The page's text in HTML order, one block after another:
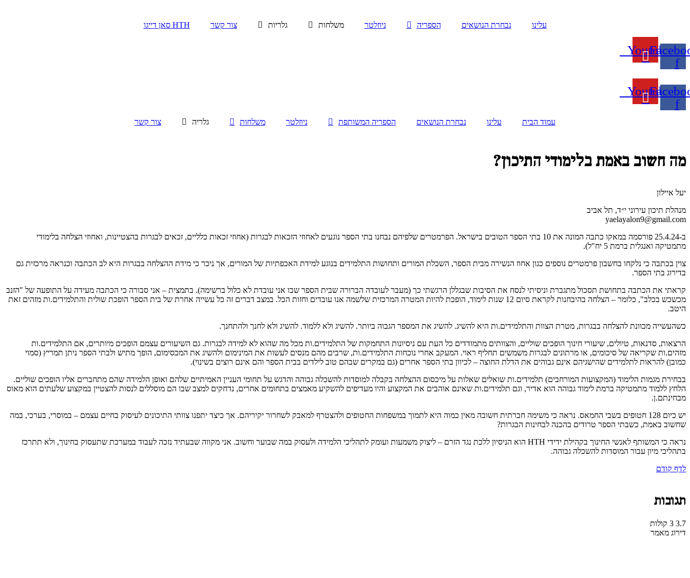
עלינו נבחרת הנושאים הספריה ניוזלטר משלחות גלריות צור קשר HTH סאן דייגו
f
Youtube
f
Youtube
עמוד הבית עלינו נבחרת הנושאים הספריה המשותפת ניוזלטר משלחות גלריה צור קשר
מה חשוב באמת בלימודי התיכון?
יעל איילון
מנהלת תיכון עירוני י״ד, תל אביב
yaelayalon9@gmail.com
ב-25.4.24 פורסמה במאקו כתבה המונה את 10 בתי הספר הטובים בישראל. הפרמטרים שלפיהם נבחנו בתי הספר נוגעים לאחוזי הזכאות לבגרות (אחוזי זכאות כלליים, זכאים לבגרות בהצטיינות, ואחוזי הצלחה בלימודי
מתמטיקה ואנגלית ברמת 5 יח"ל).
צוין בכתבה כי נלקחו בחשבון פרמטרים נוספים כגון אחוז הנשירה מבית הספר, השכלת המורים ותחושות התלמידים בנוגע למידת האכפתיות של המורים, אך ניכר כי מידת ההצלחה בבגרות היא לב הכתבה וכנראה מרכזית גם
בדירוג בתי הספר.
קראתי את הכתבה בתחושת תסכול מתגברת וניסיתי לנסח את הסיבות שבגללן הרגשתי כך (מעבר לעובדה הברורה שבית הספר שבו אני עובדת לא כלול ברשימה). בתמצית – אני סבורה כי הכתבה מעידה על התופעה של "הזנב
מכשכש בכלב", כלומר – הצלחה בהיבחנות לקראת סיום 12 שנות לימוד, הופכת להיות המטרה המרכזית שלשמה אנו עובדים וחזות הכל. במצב דברים זה כל עשייה אחרת של בית הספר הופכת שולית והתלמידים.ות מזהים זאת
היטב.
כשהעשייה מכוונת להצלחה בבגרות, מטרת הצוות והתלמידים.ות היא להשיג. להשיג את המספר הגבוה ביותר. להשיג ולא ללמוד. להשיג ולא לחנך ולהתחנך.
הרצאות, סדנאות, טיולים, שיעורי חינוך הופכים שוליים, והצוותים מתמודדים כל העת עם ניסיונות התחמקות של התלמידים.ות מכל מה שהוא לא למידה לבגרות. גם השיעורים עצמם הופכים מיותרים, אם התלמידים.ות
מזהים.ות שקריאה של סיכומים, או מרתונים לבגרות משמשים תחליף ראוי. המעקב אחרי נוכחות התלמידים.ות, שרבים מהם מנסים לעשות את המינימום ולהשיג את המכסימום, הופך מתיש ולבתי הספר ניתן תמריץ (סמוי
כמובן) להראות לתלמידים שהישגיהם אינם גבוהים את הדלת החוצה – לכיוון בתי הספר אחרים (גם במקרים שבהם טוב לילדים בבית הספר והם אינם רוצים בשינוי).
בבחירת מגמות הלימוד (המקצועות המורחבים) תלמידים.ות שואלים שאלות על מיכסום ההצלחה בקבלה למוסדות להשכלה גבוהה והדגש על תחומי העניין האמיתיים שלהם ואופן הלמידה שהם מתחברים אליו הופכים שוליים.
הלחץ ללמוד מתמטיקה ברמת לימוד גבוהה הוא אדיר, וגם תלמידים.ות שאינם אוהבים את המקצוע והיו מעדיפים להשקיע מאמצים בתחומים אחרים, נדחקים למצב שבו הם מוסללים לנסות להצטיין במקצוע שלעתים הוא מאוס
מבחינתם.ן.
יש כיום 128 חטופים בשבי החמאס. נראה כי משימה חברתית חשובה מאין כמוה היא לתמוך במשפחות החטופים ולהצטרף למאבק לשחרור יקיריהם. אך כיצד יתפנו צוותי התיכונים לעיסוק בחיים עצמם – במוסרי, בערכי, במה
שחשוב באמת, כשבתי הספר טרודים בהכנה לבחינות הבגרות?
נראה כי המשותף לאנשי החינוך בקהילת ידידי HTH הוא הניסיון ללכת נגד הזרם – ליצוק משמעות ועומק לתהליכי הלמידה ולעסוק במה שבוער וחשוב. אני מקווה שבעתיד נזכה לעבוד במערכת שתעסוק בחינוך, ולא תתרכז
בתהליכי מיון עבור המוסדות להשכלה גבוהה.
לדף קודם
תגובות
3.7
3 קולות
דירוג מאמר